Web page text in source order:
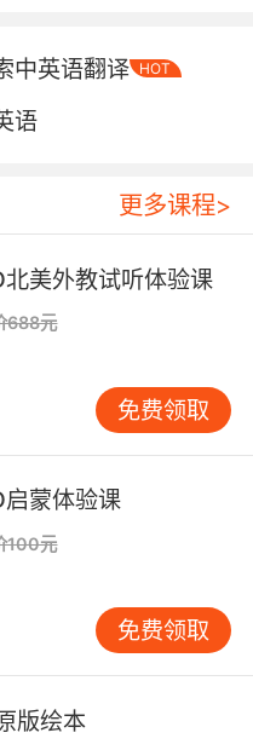
循清晰的“写作循环”
，往往从“激发与输
命题，而是通过展示
简短的视频，或是组
相关的新鲜表达。紧
好的老师会像建筑师
脚手架”。对于低年
的“开头-中间-结尾”
学生，则可能是更详
老师会引导他们思
么？可以从哪几个方
的是逻辑思维与组织
构要有效得多。然后
这个阶段静心动笔。
，老师巡视指导，为
点拨。最后的“反馈
是老师面对面批改，
伴互评，学习如何欣
孩子由此明白，好文
本身就是学习如何精
根据年龄，匹配不
孩子，认知水平和
中英语翻译 HOT
语
更多课程>
美外教试听体验课
688元
免费领取
蒙体验课
100元
免费领取
版绘本